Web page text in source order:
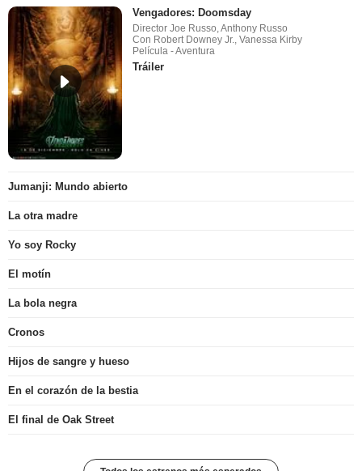
Vengadores: Doomsday
Director Joe Russo, Anthony Russo
Con Robert Downey Jr., Vanessa Kirby
Película - Aventura
Tráiler
Jumanji: Mundo abierto
La otra madre
Yo soy Rocky
El motín
La bola negra
Cronos
Hijos de sangre y hueso
En el corazón de la bestia
El final de Oak Street